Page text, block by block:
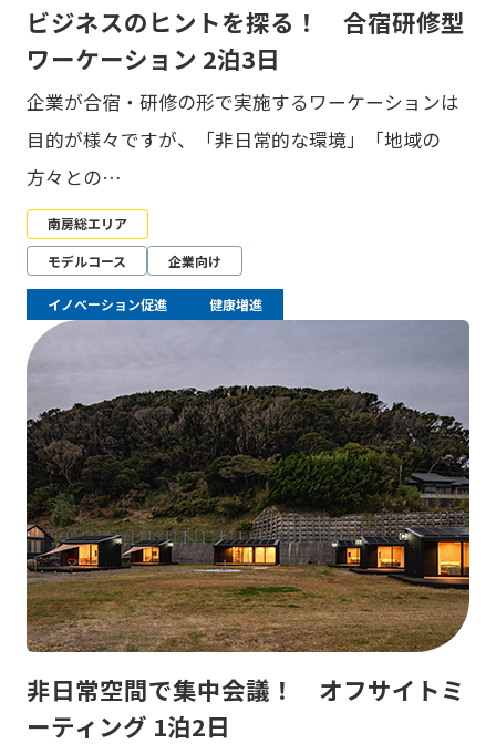
ビジネスのヒントを探る！ 合宿研修型
ワーケーション 2泊3日
企業が合宿・研修の形で実施するワーケーションは
目的が様々ですが、「非日常的な環境」「地域の
方々との…
南房総エリア
モデルコース
企業向け
イノベーション促進 健康増進
非日常空間で集中会議！ オフサイトミ
ーティング 1泊2日